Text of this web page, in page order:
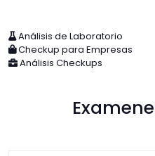
Análisis de Laboratorio
Checkup para Empresas
Análisis Checkups